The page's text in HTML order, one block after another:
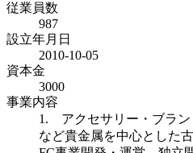
従業員数
987
設立年月日
2010-10-05
資本金
3000
事業内容
1. アクセサリー・ブラン
など貴金属を中心とした